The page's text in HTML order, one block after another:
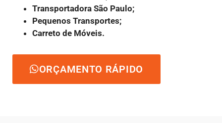
Transportadora São Paulo;
Pequenos Transportes;
Carreto de Móveis.
ORÇAMENTO RÁPIDO